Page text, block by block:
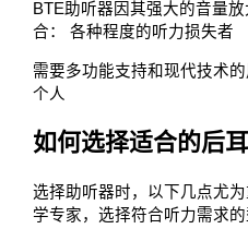
BTE助听器因其强大的音量
合： 各种程度的听力损失者
需要多功能支持和现代技术
个人
如何选择适合的后
选择助听器时，以下几点尤
学专家，选择符合听力需求的